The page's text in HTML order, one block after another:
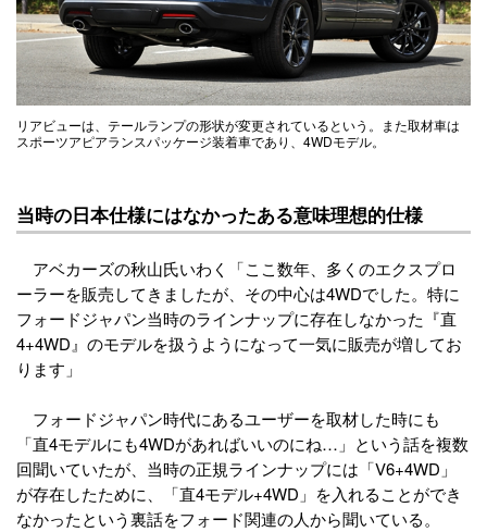
リアビューは、テールランプの形状が変更されているという。また取材車は
スポーツアピアランスパッケージ装着車であり、4WDモデル。
当時の日本仕様にはなかったある意味理想的仕様
アベカーズの秋山氏いわく「ここ数年、多くのエクスプロ
ーラーを販売してきましたが、その中心は4WDでした。特に
フォードジャパン当時のラインナップに存在しなかった『直
4+4WD』のモデルを扱うようになって一気に販売が増してお
ります」
フォードジャパン時代にあるユーザーを取材した時にも
「直4モデルにも4WDがあればいいのにね…」という話を複数
回聞いていたが、当時の正規ラインナップには「V6+4WD」
が存在したために、「直4モデル+4WD」を入れることができ
なかったという裏話をフォード関連の人から聞いている。